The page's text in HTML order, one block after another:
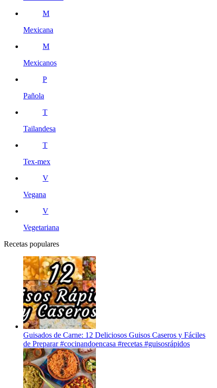
M
Mexicana
M
Mexicanos
P
Pañola
T
Tailandesa
T
Tex-mex
V
Vegana
V
Vegetariana
Recetas populares
Guisados de Carne: 12 Deliciosos Guisos Caseros y Fáciles
de Preparar #cocinandoencasa #recetas #guisosrápidos